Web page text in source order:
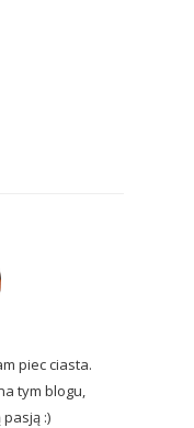
piec ciasta.
tym blogu,
:)